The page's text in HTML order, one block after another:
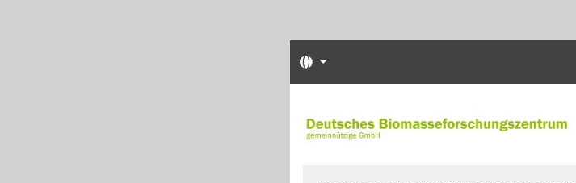
Sprachen